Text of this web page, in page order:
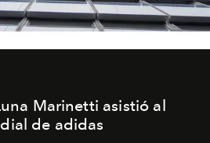
Marinetti asistió al
de adidas